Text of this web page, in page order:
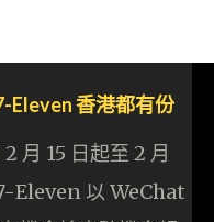
Eleven 香港都有份
月 15 日起至 2 月
Eleven 以 WeChat